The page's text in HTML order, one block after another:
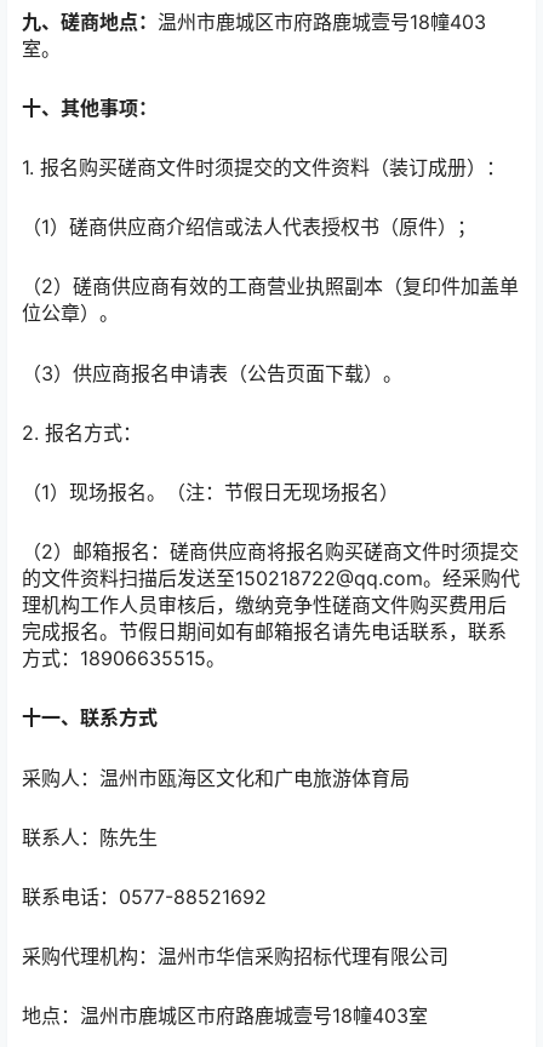
九、磋商地点： 温州市鹿城区市府路鹿城壹号18幢403
室。
十、其他事项：
1. 报名购买磋商文件时须提交的文件资料（装订成册）：
（1）磋商供应商介绍信或法人代表授权书（原件）；
（2）磋商供应商有效的工商营业执照副本（复印件加盖单
位公章）。
（3）供应商报名申请表（公告页面下载）。
2. 报名方式：
（1）现场报名。（注：节假日无现场报名）
（2）邮箱报名：磋商供应商将报名购买磋商文件时须提交
的文件资料扫描后发送至150218722@qq.com。经采购代
理机构工作人员审核后，缴纳竞争性磋商文件购买费用后
完成报名。节假日期间如有邮箱报名请先电话联系，联系
方式：18906635515。
十一、联系方式
采购人：温州市瓯海区文化和广电旅游体育局
联系人：陈先生
联系电话：0577-88521692
采购代理机构：温州市华信采购招标代理有限公司
地点：温州市鹿城区市府路鹿城壹号18幢403室